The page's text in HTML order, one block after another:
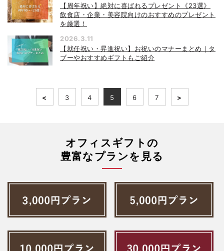
【周年祝い】絶対に喜ばれるプレゼント《23選》
飲食店・企業・美容院向けのおすすめのプレゼント
を厳選！
2026.3.11
【就任祝い・昇進祝い】お祝いのマナーまとめ｜タ
ブーやおすすめギフトもご紹介
< 3 4 5 6 7 >
オフィスギフトの
豊富なプランを見る